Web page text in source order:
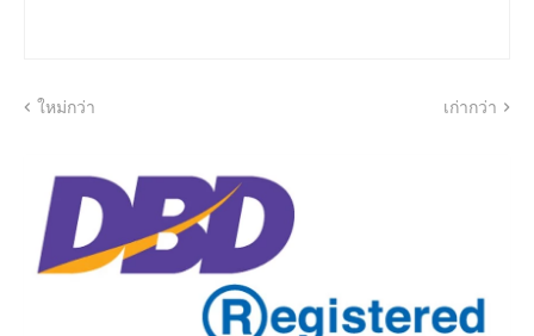
ใหม่กว่า เก่ากว่า